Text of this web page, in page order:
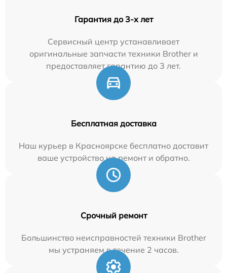
Гарантия до 3-х лет
Сервисный центр устанавливает
оригинальные запчасти техники Brother и
предоставляет гарантию до 3 лет.
Бесплатная доставка
Наш курьер в Красноярске бесплатно доставит
ваше устройство на ремонт и обратно.
Срочный ремонт
Большинство неисправностей техники Brother
мы устраняем в течение 2 часов.